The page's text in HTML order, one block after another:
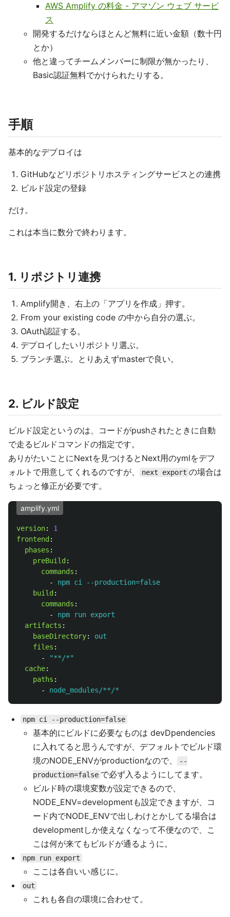
AWS Amplify の料金 - アマゾン ウェブ サービ
ス
開発するだけならほとんど無料に近い金額（数十円
とか）
他と違ってチームメンバーに制限が無かったり、
Basic認証無料でかけられたりする。
手順
基本的なデプロイは
GitHubなどリポジトリホスティングサービスとの連携
ビルド設定の登録
だけ。
これは本当に数分で終わります。
1. リポジトリ連携
Amplify開き、右上の「アプリを作成」押す。
From your existing code の中から自分の選ぶ。
OAuth認証する。
デプロイしたいリポジトリ選ぶ。
ブランチ選ぶ。とりあえずmasterで良い。
2. ビルド設定
ビルド設定というのは、コードがpushされたときに自動
で走るビルドコマンドの指定です。
ありがたいことにNextを見つけるとNext用のymlをデフ
ォルトで用意してくれるのですが、
next export の場合は
ちょっと修正が必要です。
amplify.yml
version:
1
frontend :
phases :
preBuild :
commands :
-
npm ci --production=false
build :
commands :
-
npm run export
artifacts :
baseDirectory:
out
files :
-
"**/*"
cache:
paths :
-
node_modules/**/*
npm ci --production=false
基本的にビルドに必要なものは devDpendencies
に入れてると思うんですが、デフォルトでビルド環
境のNODE_ENVがproductionなので、
--
production=false で必ず入るようにしてます。
ビルド時の環境変数が設定できるので、
NODE_ENV=developmentも設定できますが、コ
ード内でNODE_ENVで出しわけとかしてる場合は
developmentしか使えなくなって不便なので、こ
こは何が来てもビルドが通るように。
npm run export
ここは各自いい感じに。
out
これも各自の環境に合わせて。